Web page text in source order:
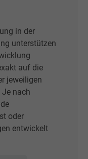
in der
unterstützen
auf die
jeweiligen
nach
oder
entwickelt